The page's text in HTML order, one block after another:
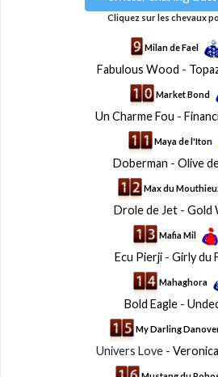
Cliquez sur les chevaux
Milan de Fael
Fabulous Wood -
Market Bond
Un Charme Fou -
Maya de l'Iton
Doberman - Olive
Max du
Drole de Jet - Gold
Mafia Mil
Ecu Pierji - Girly du
Mahaghora
Bold Eagle -
My Darling
Univers Love -